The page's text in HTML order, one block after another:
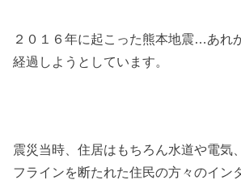
２０１６年に起こった熊本地震…あれ
経過しようとしています。
震災当時、住居はもちろん水道や電気
フラインを断たれた住民の方々のイン